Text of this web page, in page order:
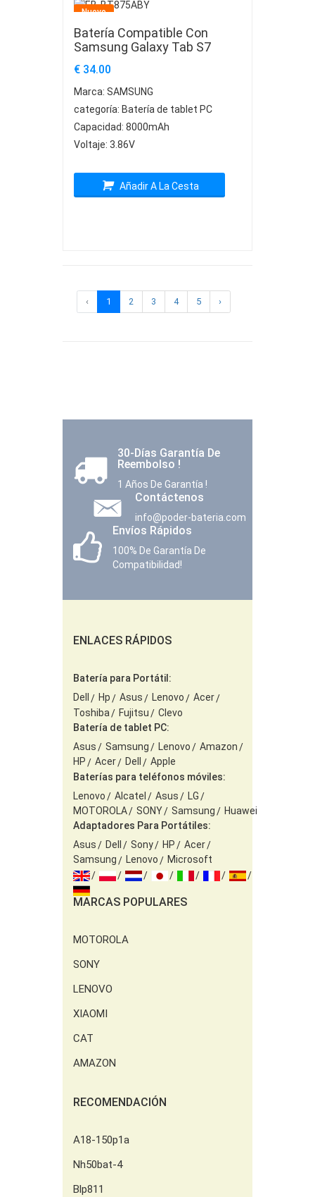
Nuevo
Batería Compatible Con
Samsung Galaxy Tab S7
€ 34.00
Marca: SAMSUNG
categoría: Batería de tablet PC
Capacidad: 8000mAh
Voltaje: 3.86V
Añadir A La Cesta
‹ 1 2 3 4 5 ›
30-Días Garantía De
Reembolso !
1 Años De Garantía !
Contáctenos
info@poder-bateria.com
Envíos Rápidos
100% De Garantía De
Compatibilidad!
ENLACES RÁPIDOS
Batería para Portátil:
Dell
Hp Asus Lenovo
Acer
Toshiba
Fujitsu
Clevo
Batería de tablet PC:
Asus
Samsung Lenovo
Amazon
HP
Acer Dell
Apple
Baterías para teléfonos móviles:
Lenovo
Alcatel Asus
LG
MOTOROLA
SONY Samsung
Huawei
Adaptadores Para Portátiles:
Asus
Dell Sony HP
Acer
Samsung
Lenovo Microsoft
MARCAS POPULARES
MOTOROLA
SONY
LENOVO
XIAOMI
CAT
AMAZON
RECOMENDACIÓN
A18-150p1a
Nh50bat-4
Blp811